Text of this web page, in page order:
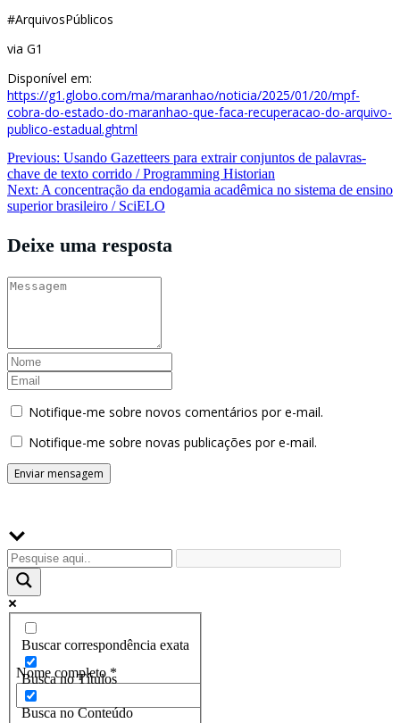
#ArquivosPúblicos
via G1
Disponível em:
https://g1.globo.com/ma/maranhao/noticia/2025/01/20/mpf-
cobra-do-estado-do-maranhao-que-faca-recuperacao-do-arquivo-
publico-estadual.ghtml
Navegação
de
Post
Previous: Usando Gazetteers para extrair conjuntos de palavras-
chave de texto corrido / Programming Historian
Next: A concentração da endogamia acadêmica no sistema de ensino
superior brasileiro / SciELO
Deixe uma resposta
Notifique-me sobre novos comentários por e-mail.
Notifique-me sobre novas publicações por e-mail.
Buscar correspondência exata
Busca no Títulos
Busca no Conteúdo
Assine a Informe-CI NewsLetters
Nome completo *